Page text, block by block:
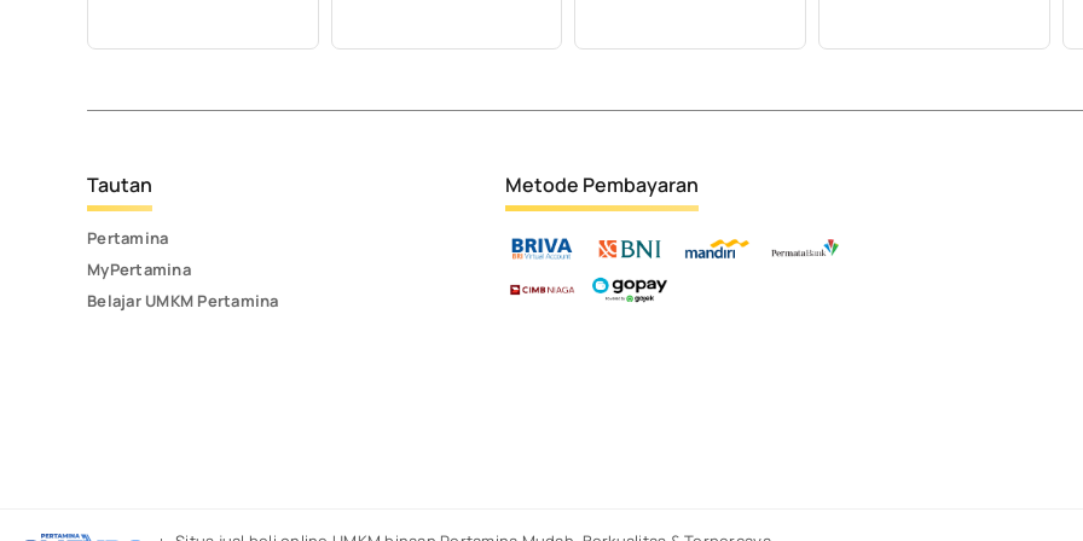
Tautan
Pertamina
MyPertamina
Belajar UMKM Pertamina
Metode Pembayaran